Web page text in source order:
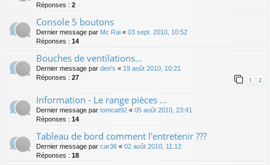
Réponses : 2
Console 5 boutons
Dernier message par Mc Rai « 03 sept. 2010, 10:52
Réponses : 14
Bouches de ventilations...
Dernier message par den's « 19 août 2010, 10:21
Réponses : 27 1 2
Information - Le range pièces ...
Dernier message par tomcat92 « 05 août 2010, 23:41
Réponses : 14
Tableau de bord comment l'entretenir ???
Dernier message par car36 « 02 août 2010, 11:12
Réponses : 18